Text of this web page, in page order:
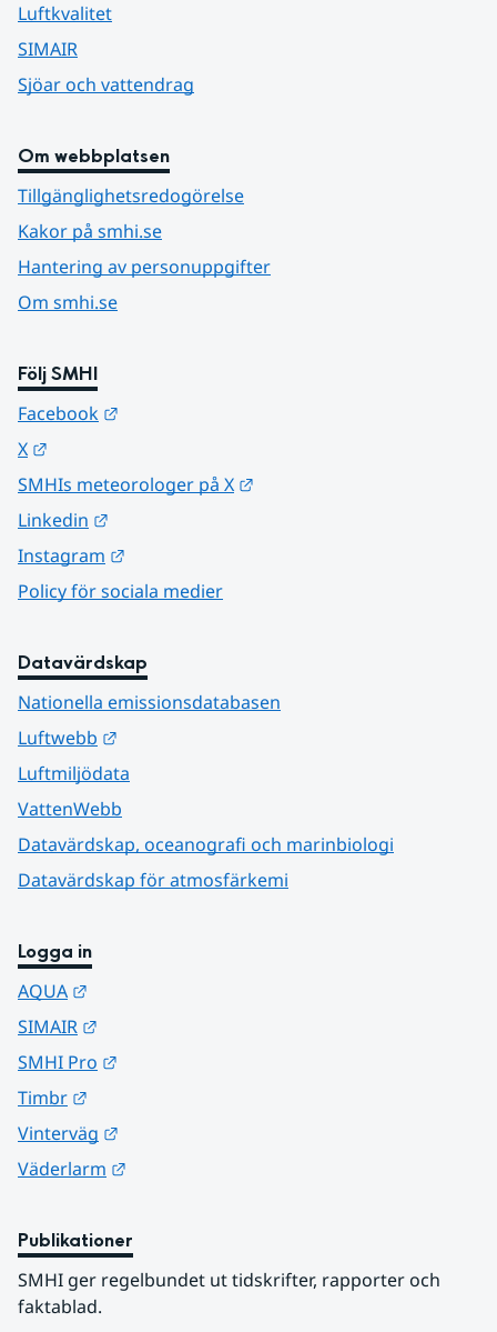
Luftkvalitet
SIMAIR
Sjöar och vattendrag
Om webbplatsen
Tillgänglighetsredogörelse
Kakor på smhi.se
Hantering av personuppgifter
Om smhi.se
Följ SMHI
Facebook
X
SMHIs meteorologer på X
Linkedin
Instagram
Policy för sociala medier
Datavärdskap
Nationella emissionsdatabasen
Luftwebb
Luftmiljödata
VattenWebb
Datavärdskap, oceanografi och marinbiologi
Datavärdskap för atmosfärkemi
Logga in
AQUA
SIMAIR
SMHI Pro
Timbr
Vinterväg
Väderlarm
Publikationer
SMHI ger regelbundet ut tidskrifter, rapporter och
faktablad.